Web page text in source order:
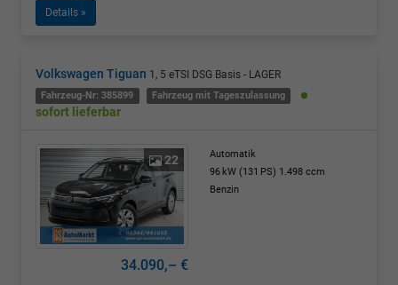
Details »
Volkswagen Tiguan 1, 5 eTSI DSG Basis - LAGER
Fahrzeug-Nr: 385899 Fahrzeug mit Tageszulassung
sofort lieferbar
22
Automatik
96 kW (131 PS) 1.498 ccm
Benzin
34.090,– €